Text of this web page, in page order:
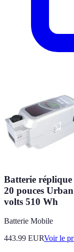
Batterie
20 pouces
volts 510 Wh
Batterie Mobile
443.99 EURVoir le